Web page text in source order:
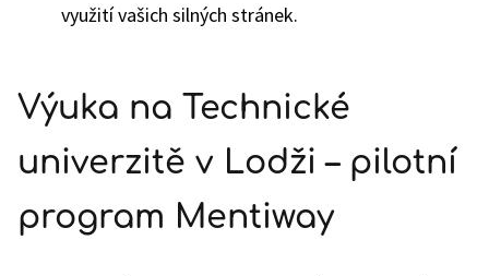
využití vašich silných stránek.
Výuka na Technické
univerzitě v Lodži – pilotní
program Mentiway